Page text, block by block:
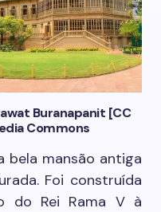
Buranapanit [CC
Commons
bela mansão antiga
Foi construída
do Rei Rama V à